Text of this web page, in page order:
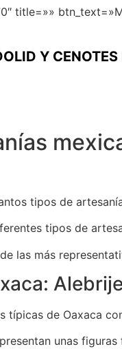
title=»»
Y CENOTES
tipos de
tipos de
las más
típicas de Oaxaca
unas